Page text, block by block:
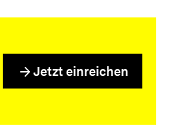
arrow_forward Jetzt einreichen